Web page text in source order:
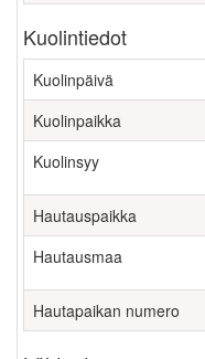
Kuolintiedot
Kuolinpäivä
Kuolinpaikka
Kuolinsyy
Hautauspaikka
Hautausmaa
Hautapaikan numero